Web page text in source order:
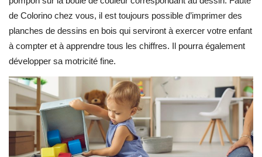
de Colorino chez vous, il est toujours possible d’imprimer des
planches de dessins en bois qui serviront à exercer votre enfant
à compter et à apprendre tous les chiffres. Il pourra également
développer sa motricité fine.